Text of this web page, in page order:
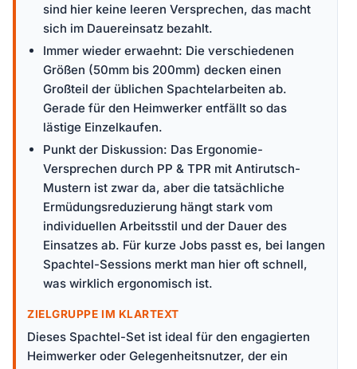
sind hier keine leeren Versprechen, das macht
sich im Dauereinsatz bezahlt.
Immer wieder erwaehnt: Die verschiedenen
Größen (50mm bis 200mm) decken einen
Großteil der üblichen Spachtelarbeiten ab.
Gerade für den Heimwerker entfällt so das
lästige Einzelkaufen.
Punkt der Diskussion: Das Ergonomie-
Versprechen durch PP & TPR mit Antirutsch-
Mustern ist zwar da, aber die tatsächliche
Ermüdungsreduzierung hängt stark vom
individuellen Arbeitsstil und der Dauer des
Einsatzes ab. Für kurze Jobs passt es, bei langen
Spachtel-Sessions merkt man hier oft schnell,
was wirklich ergonomisch ist.
ZIELGRUPPE IM KLARTEXT
Dieses Spachtel-Set ist ideal für den engagierten
Heimwerker oder Gelegenheitsnutzer, der ein